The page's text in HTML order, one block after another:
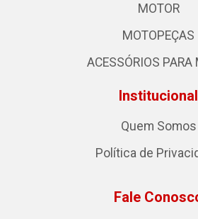
MOTOR
MOTOPEÇAS
ACESSÓRIOS PARA
Institucional
Quem Somos
Política de
Fale